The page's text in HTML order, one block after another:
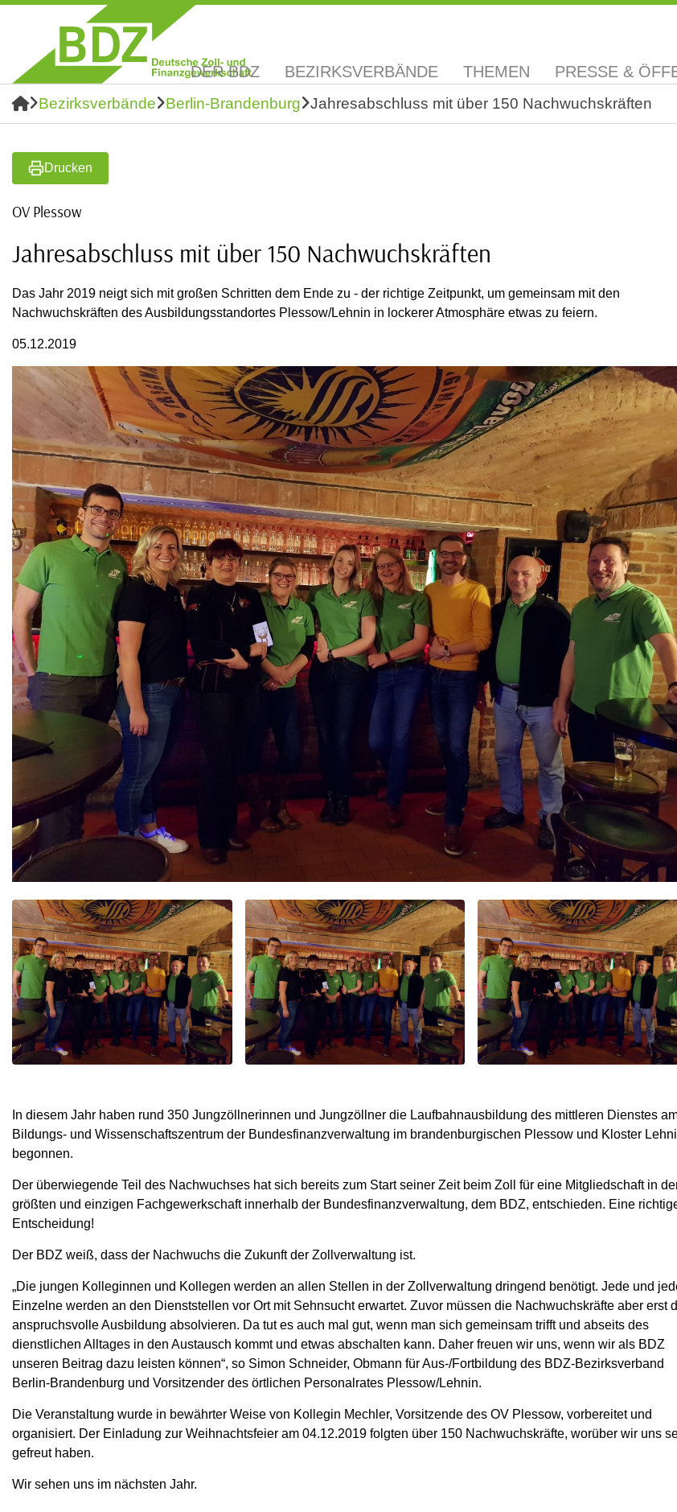
DER BDZ BEZIRKSVERBÄNDE THEMEN PRESSE &
Bezirksverbände Berlin-Brandenburg Jahresabschluss mit über 150 Nachwuchskräften
Drucken
OV Plessow
Jahresabschluss mit über 150 Nachwuchskräften
Das Jahr 2019 neigt sich mit großen Schritten dem Ende zu - der richtige Zeitpunkt, um gemeinsam mit den
Nachwuchskräften des Ausbildungsstandortes Plessow/Lehnin in lockerer Atmosphäre etwas zu feiern.
05.12.2019
In diesem Jahr haben rund 350 Jungzöllnerinnen und Jungzöllner die Laufbahnausbildung des mittleren Dienstes
Bildungs- und Wissenschaftszentrum der Bundesfinanzverwaltung im brandenburgischen Plessow und Kloster
begonnen.
Der überwiegende Teil des Nachwuchses hat sich bereits zum Start seiner Zeit beim Zoll für eine Mitgliedschaft in
größten und einzigen Fachgewerkschaft innerhalb der Bundesfinanzverwaltung, dem BDZ, entschieden. Eine
Entscheidung!
Der BDZ weiß, dass der Nachwuchs die Zukunft der Zollverwaltung ist.
„Die jungen Kolleginnen und Kollegen werden an allen Stellen in der Zollverwaltung dringend benötigt. Jede und
Einzelne werden an den Dienststellen vor Ort mit Sehnsucht erwartet. Zuvor müssen die Nachwuchskräfte aber erst
anspruchsvolle Ausbildung absolvieren. Da tut es auch mal gut, wenn man sich gemeinsam trifft und abseits des
dienstlichen Alltages in den Austausch kommt und etwas abschalten kann. Daher freuen wir uns, wenn wir als BDZ
unseren Beitrag dazu leisten können“, so Simon Schneider, Obmann für Aus-/Fortbildung des BDZ-Bezirksverband
Berlin-Brandenburg und Vorsitzender des örtlichen Personalrates Plessow/Lehnin.
Die Veranstaltung wurde in bewährter Weise von Kollegin Mechler, Vorsitzende des OV Plessow, vorbereitet und
organisiert. Der Einladung zur Weihnachtsfeier am 04.12.2019 folgten über 150 Nachwuchskräfte, worüber wir uns
gefreut haben.
Wir sehen uns im nächsten Jahr.